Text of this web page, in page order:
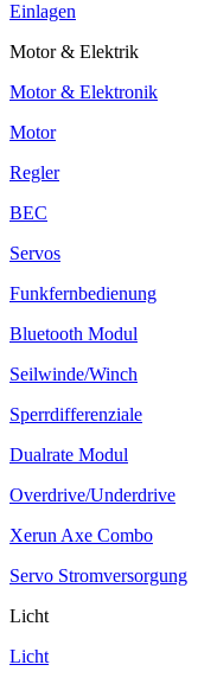
Einlagen
Motor & Elektrik
Motor & Elektronik
Motor
Regler
BEC
Servos
Funkfernbedienung
Bluetooth Modul
Seilwinde/Winch
Sperrdifferenziale
Dualrate Modul
Overdrive/Underdrive
Xerun Axe Combo
Servo Stromversorgung
Licht
Licht